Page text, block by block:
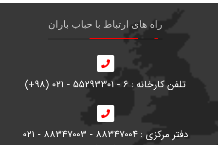
راه های ارتباط با حباب باران
تلفن کارخانه : 6 - 55293301 - 021 (98+)
دفتر مرکزی : 88347004 - 88347003 - 021